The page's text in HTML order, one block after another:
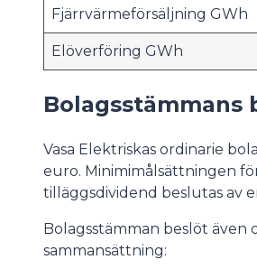
Fjärrvärmeförsäljning GWh
Elöverföring GWh
Bolagsstämmans
Vasa Elektriskas ordinarie
euro. Minimimålsättningen
tilläggsdividend beslutas av
Bolagsstämman beslöt även
sammansättning: